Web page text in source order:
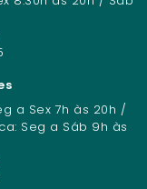
a Sex 7h às 20h /
Seg a Sáb 9h às